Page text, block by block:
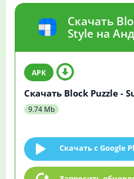
Скачать
Style на
Скачать Block Puzzle -
9.74 Mb
Скачать c Google